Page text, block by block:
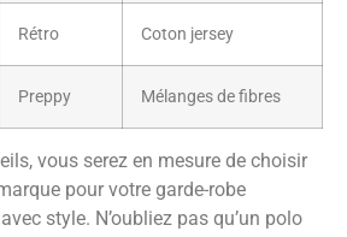
Rétro Coton jersey
Preppy Mélanges de fibres
vous serez en mesure de choisir
pour votre garde-robe
style. N’oubliez pas qu’un polo